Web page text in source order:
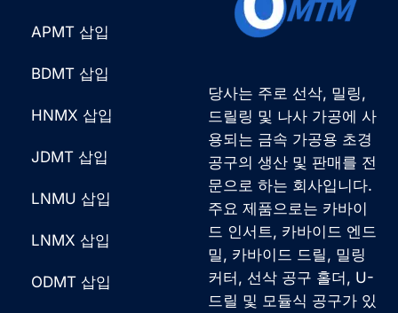
당사는 주로 선삭, 밀링,
드릴링 및 나사 가공에 사
용되는 금속 가공용 초경
공구의 생산 및 판매를 전
문으로 하는 회사입니다.
주요 제품으로는 카바이
드 인서트, 카바이드 엔드
밀, 카바이드 드릴, 밀링
커터, 선삭 공구 홀더, U-
드릴 및 모듈식 공구가 있
APMT 삽입
BDMT 삽입
HNMX 삽입
JDMT 삽입
LNMU 삽입
LNMX 삽입
ODMT 삽입